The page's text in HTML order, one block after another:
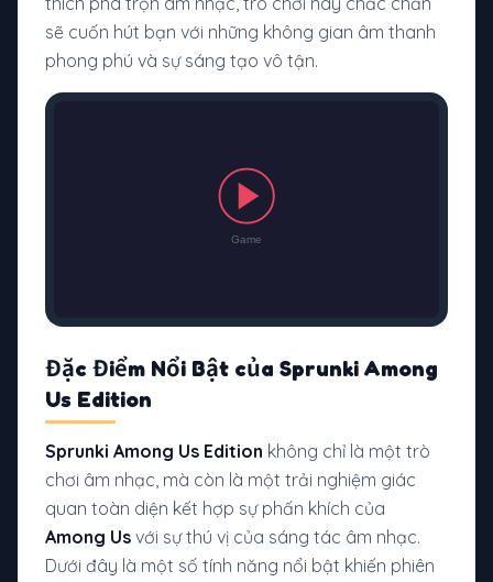
sẽ cuốn hút bạn với những không gian âm thanh
phong phú và sự sáng tạo vô tận.
Đặc Điểm Nổi Bật của Sprunki Among
Us Edition
Sprunki Among Us Edition không chỉ là một trò
chơi âm nhạc, mà còn là một trải nghiệm giác
quan toàn diện kết hợp sự phấn khích của
Among Us với sự thú vị của sáng tác âm nhạc.
Dưới đây là một số tính năng nổi bật khiến phiên